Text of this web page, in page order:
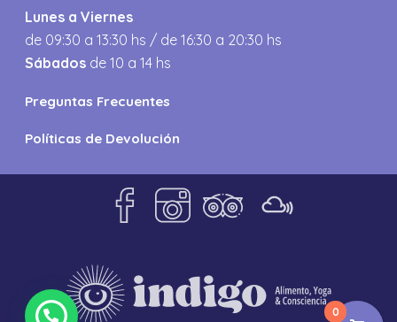
Lunes a Viernes
de 09:30 a 13:30 hs / de 16:30 a 20:30 hs
Sábados de 10 a 14 hs
Preguntas Frecuentes
Políticas de Devolución
0